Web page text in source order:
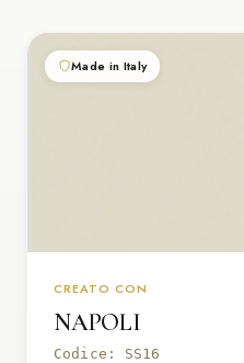
Made in Italy
CREATO CON
NAPOLI
Codice: SS16